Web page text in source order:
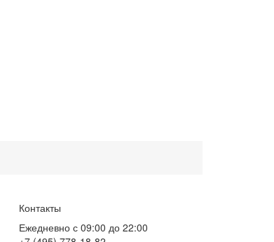
Контакты
Ежедневно с 09:00 до 22:00